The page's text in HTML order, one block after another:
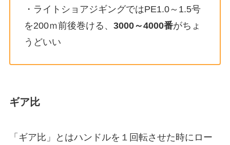
・ライトショアジギングではPE1.0～1.5号
を200ｍ前後巻ける、 3000～4000番がちょ
うどいい
ギア比
「ギア比」とはハンドルを１回転させた時にロー